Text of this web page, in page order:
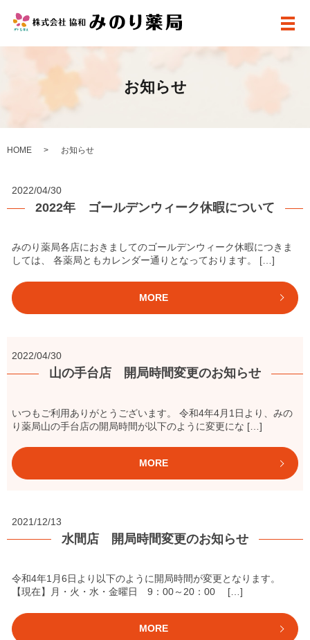
メ
お知らせ
HOME お知らせ
2022/04/30
2022年 ゴールデンウィーク休暇について
みのり薬局各店におきましてのゴールデンウィーク休暇につきま
しては、 各薬局ともカレンダー通りとなっております。 […]
MORE
2022/04/30
山の手台店 開局時間変更のお知らせ
いつもご利用ありがとうございます。 令和4年4月1日より、みの
り薬局山の手台店の開局時間が以下のように変更にな […]
MORE
2021/12/13
水間店 開局時間変更のお知らせ
令和4年1月6日より以下のように開局時間が変更となります。
【現在】月・火・水・金曜日 9：00～20：00 […]
MORE